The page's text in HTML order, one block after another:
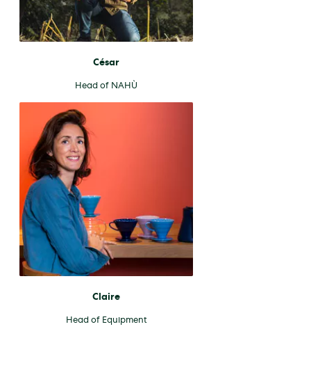
César
Head of NAHÙ
Claire
Head of Equipment